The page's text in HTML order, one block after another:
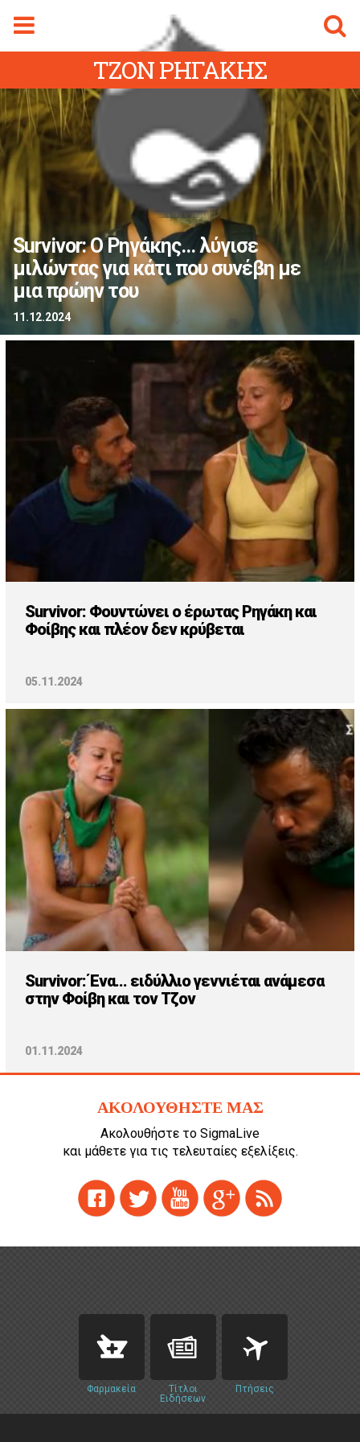
Magazine
Menu
Sigmalive
Πρώτο
Φόρμα αναζήτησης
ΤΖΟΝ ΡΗΓΑΚΗΣ
Survivor: Ο Ρηγάκης... λύγισε
μιλώντας για κάτι που συνέβη με
μια πρώην του
11.12.2024
Survivor: Φουντώνει ο έρωτας Ρηγάκη και
Φοίβης και πλέον δεν κρύβεται
05.11.2024
Survivor: Ένα... ειδύλλιο γεννιέται ανάμεσα
στην Φοίβη και τον Τζον
01.11.2024
ΑΚΟΛΟΥΘΗΣΤΕ ΜΑΣ
Ακολουθήστε το SigmaLive
και μάθετε για τις τελευταίες εξελίξεις.
Φαρμακεία
Τίτλοι
Ειδήσεων
Πτήσεις